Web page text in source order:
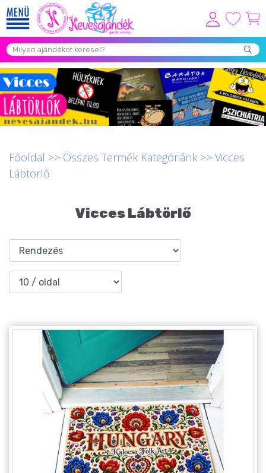
Viszonteladóknak
Újdonságok
Grill Party Kellékek ❤️
Egyedi Ajándékok Rendelés
Vicces Pólók
Budapest Ajándéktárgyak
Szülinapi ajándékok
Ajándék Ötletek Férfiaknak
Ajándék Gyerekeknek
Családtagoknak
Barátnak/Barátnőnek
Party kellékek
Névnapi ajándékok
Vicces ajándékok
Főoldal >> Összes Termék Kategóriánk >> Vicces
Lábtörlő
Vicces Lábtörlő